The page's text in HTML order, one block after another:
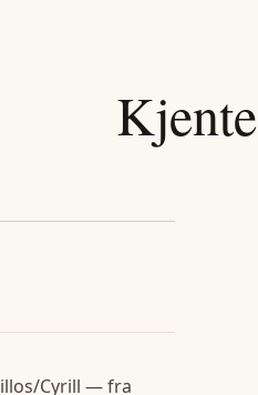
Kjente
Cyrill — fra